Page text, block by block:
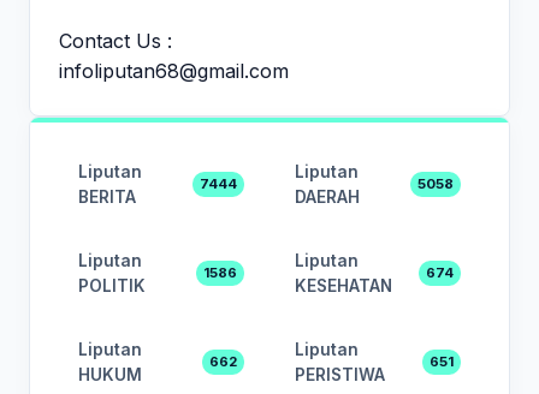
Contact Us :
infoliputan68@gmail.com
Liputan
BERITA
7444
Liputan
DAERAH
5058
Liputan
POLITIK
1586
Liputan
KESEHATAN
674
Liputan
HUKUM
662
Liputan
PERISTIWA
651